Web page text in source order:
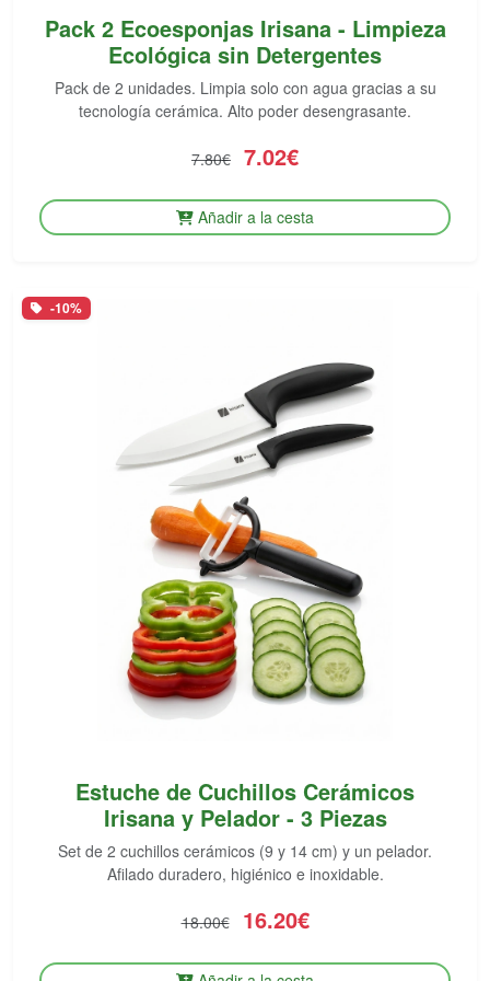
Pack 2 Ecoesponjas Irisana - Limpieza
Ecológica sin Detergentes
Pack de 2 unidades. Limpia solo con agua gracias a su
tecnología cerámica. Alto poder desengrasante.
7.80€ 7.02€
Añadir a la cesta
-10%
Estuche de Cuchillos Cerámicos
Irisana y Pelador - 3 Piezas
Set de 2 cuchillos cerámicos (9 y 14 cm) y un pelador.
Afilado duradero, higiénico e inoxidable.
18.00€ 16.20€